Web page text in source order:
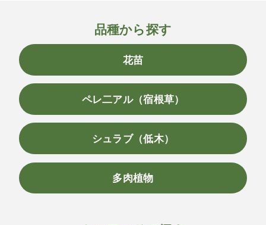
品種から探す
花苗
ペレ二アル（宿根草）
シュラブ（低木）
多肉植物